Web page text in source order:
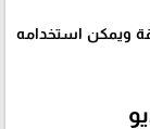
ويمكن استخدامه